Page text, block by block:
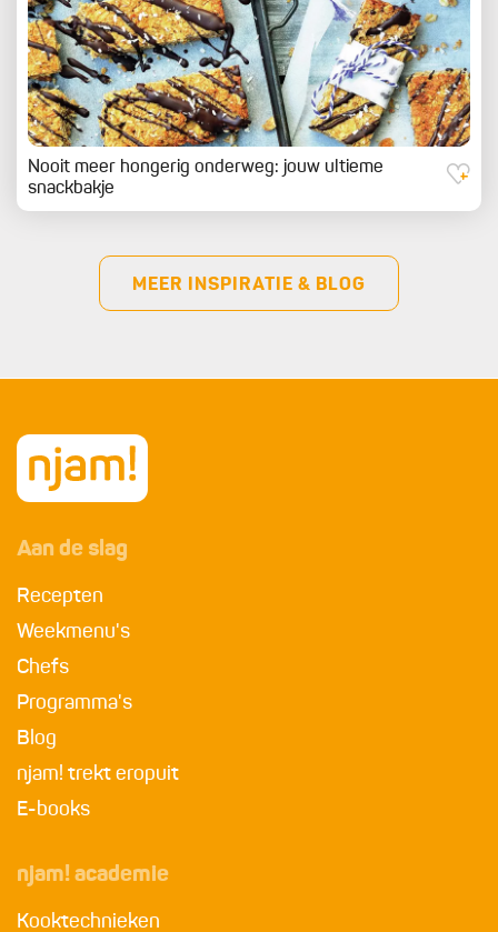
Nooit meer hongerig onderweg: jouw ultieme
snackbakje
MEER INSPIRATIE & BLOG
Aan de slag
Recepten
Weekmenu's
Chefs
Programma's
Blog
njam! trekt eropuit
E-books
njam! academie
Kooktechnieken